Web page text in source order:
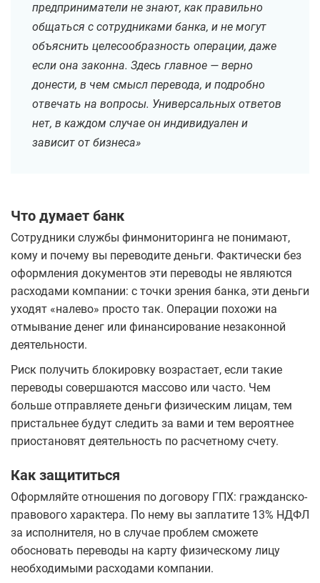
предприниматели не знают, как правильно
общаться с сотрудниками банка, и не могут
объяснить целесообразность операции, даже
если она законна. Здесь главное — верно
донести, в чем смысл перевода, и подробно
отвечать на вопросы. Универсальных ответов
нет, в каждом случае он индивидуален и
зависит от бизнеса»
Что думает банк
Сотрудники службы финмониторинга не понимают,
кому и почему вы переводите деньги. Фактически без
оформления документов эти переводы не являются
расходами компании: с точки зрения банка, эти деньги
уходят «налево» просто так. Операции похожи на
отмывание денег или финансирование незаконной
деятельности.
Риск получить блокировку возрастает, если такие
переводы совершаются массово или часто. Чем
больше отправляете деньги физическим лицам, тем
пристальнее будут следить за вами и тем вероятнее
приостановят деятельность по расчетному счету.
Как защититься
Оформляйте отношения по договору ГПХ: гражданско-
правового характера. По нему вы заплатите 13% НДФЛ
за исполнителя, но в случае проблем сможете
обосновать переводы на карту физическому лицу
необходимыми расходами компании.